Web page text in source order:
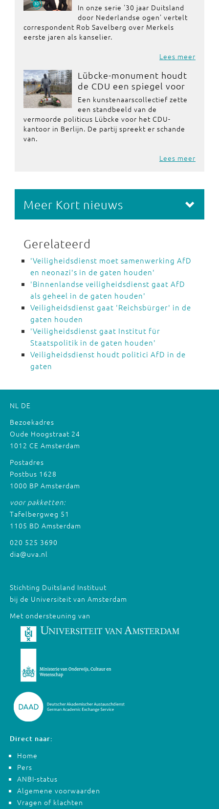
In onze serie '30 jaar Duitsland
door Nederlandse ogen' vertelt
correspondent Rob Savelberg over Merkels
eerste jaren als kanselier.
Lees meer
Lübcke-monument houdt
de CDU een spiegel voor
Een kunstenaarscollectief zette
een standbeeld van de
vermoorde politicus Lübcke voor het CDU-
kantoor in Berlijn. De partij spreekt er schande
van.
Lees meer
Meer Kort nieuws
Gerelateerd
'Veiligheidsdienst moet samenwerking AfD
en neonazi's in de gaten houden'
'Binnenlandse veiligheidsdienst gaat AfD
als geheel in de gaten houden'
Veiligheidsdienst gaat 'Reichsbürger' in de
gaten houden
'Veiligheidsdienst gaat Institut für
Staatspolitik in de gaten houden'
Veiligheidsdienst houdt politici AfD in de
gaten
NL DE
Bezoekadres
Oude Hoogstraat 24
1012 CE Amsterdam
Postadres
Postbus 1628
1000 BP Amsterdam
voor pakketten:
Tafelbergweg 51
1105 BD Amsterdam
020 525 3690
dia@uva.nl
Stichting Duitsland Instituut
bij de Universiteit van Amsterdam
Met ondersteuning van
Direct naar:
Home
Pers
ANBI-status
Algemene voorwaarden
Vragen of klachten